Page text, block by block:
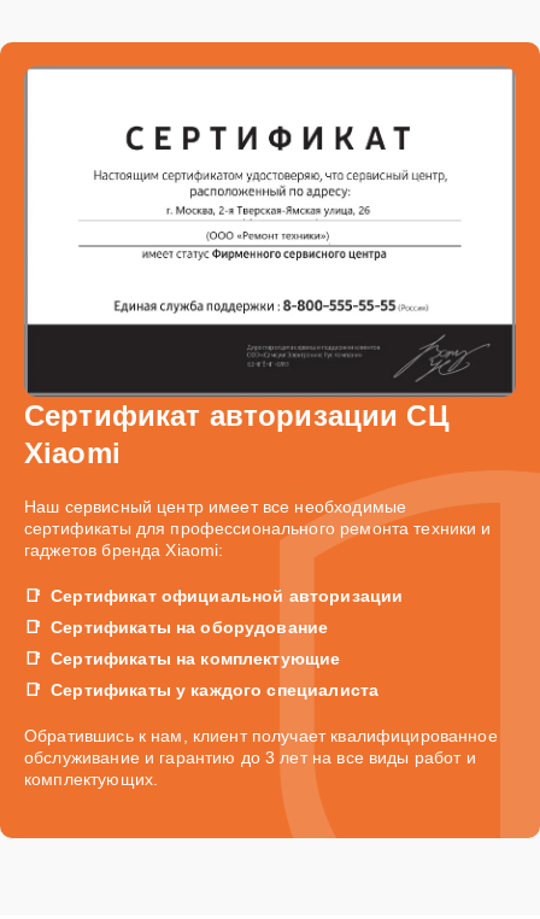
Сертификат авторизации СЦ
Xiaomi
Наш сервисный центр имеет все необходимые
сертификаты для профессионального ремонта техники и
гаджетов бренда Xiaomi:
Сертификат официальной авторизации
Сертификаты на оборудование
Сертификаты на комплектующие
Сертификаты у каждого специалиста
Обратившись к нам, клиент получает квалифицированное
обслуживание и гарантию до 3 лет на все виды работ и
комплектующих.